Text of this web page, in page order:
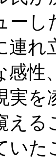
ー
連れ
感性
実
える
いた